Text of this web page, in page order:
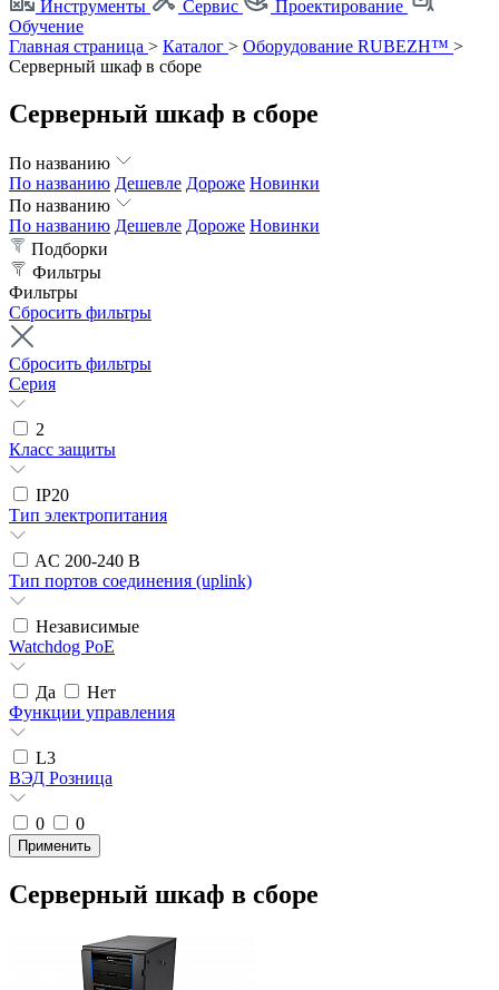
Инструменты Сервис
Проектирование
Обучение
Главная страница > Каталог > Оборудование RUBEZH™ >
Серверный шкаф в сборе
Серверный шкаф в сборе
По названию
По названию Дешевле Дороже Новинки
По названию
По названию Дешевле Дороже Новинки
Подборки
Фильтры
Фильтры
Сбросить фильтры
Сбросить фильтры
Серия
2
Класс защиты
IP20
Тип электропитания
AC 200-240 В
Тип портов соединения (uplink)
Независимые
Watchdog PoE
Да
Нет
Функции управления
L3
ВЭД Розница
0 0
Серверный шкаф в сборе